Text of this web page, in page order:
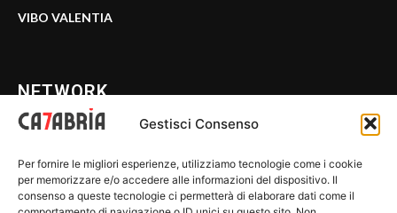
Gestisci Consenso
Per fornire le migliori esperienze, utilizziamo tecnologie come i cookie
per memorizzare e/o accedere alle informazioni del dispositivo. Il
consenso a queste tecnologie ci permetterà di elaborare dati come il
VIBO VALENTIA
NETWORK
WE CALABRIA
C7 PLAY